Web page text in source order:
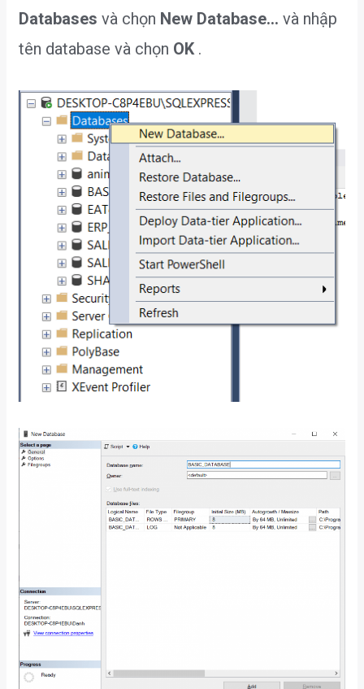
Databases và chọn New Database… và nhập
tên database và chọn OK.